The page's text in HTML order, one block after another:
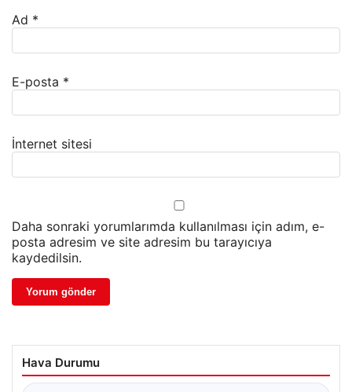
Ad *
E-posta *
İnternet sitesi
Daha sonraki yorumlarımda kullanılması için adım, e-
posta adresim ve site adresim bu tarayıcıya
kaydedilsin.
Hava Durumu